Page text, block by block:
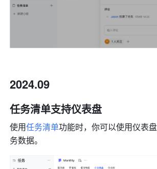
2024.09
任务清单支持仪表盘
使用任务清单功能时，你可以使用仪表
务数据。